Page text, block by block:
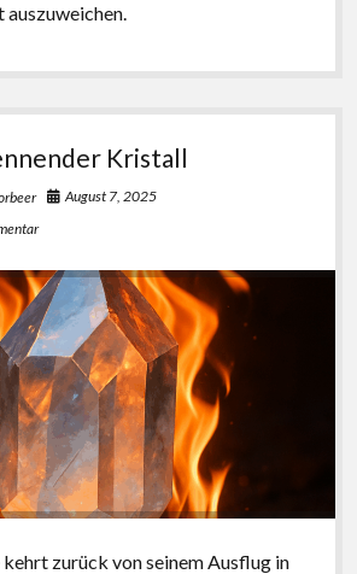
Kristall
August 7, 2025
zurück von seinem Ausflug in